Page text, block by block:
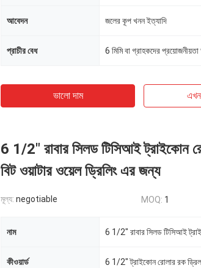
আবেদন জলের কূপ খনন ইত্যাদি
প্রাচীর বেধ 6 মিমি বা গ্রাহকদের প্রয়োজনীয়তা
ভালো দাম
6 1/2" রাবার সিলড টিসিআই ট্রাইকোন
বিট ওয়াটার ওয়েল ড্রিলিং এর জন্য
মূল্য: negotiable MOQ: 1
নাম
কীওয়ার্ড 6 1/2" ট্রাইকোন রোলার রক ড্রিল